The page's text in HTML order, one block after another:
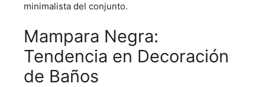
minimalista del conjunto.
Mampara Negra:
Tendencia en Decoración
de Baños